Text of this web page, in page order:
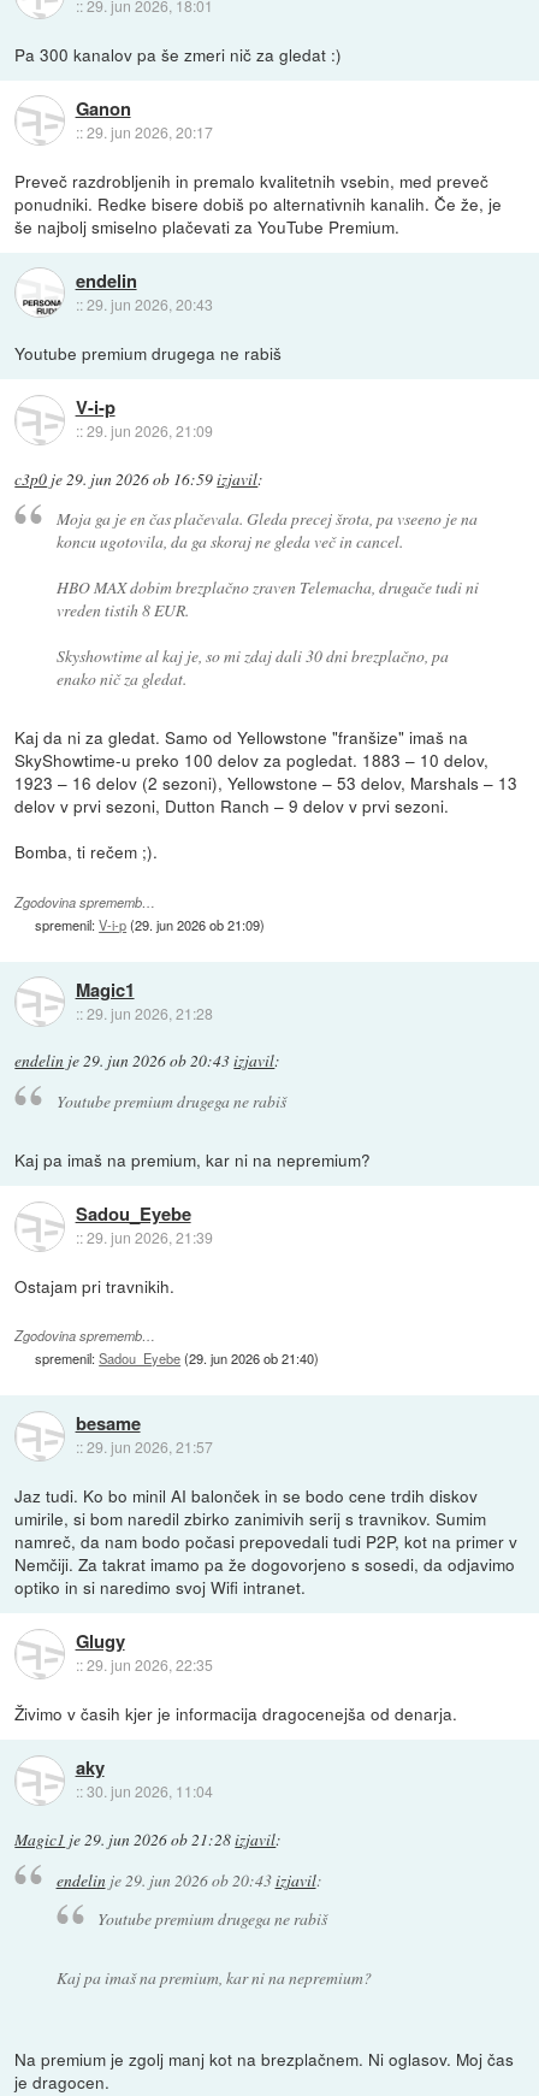
::29. jun 2026, 18:01
Pa 300 kanalov pa še zmeri nič za gledat :)
Ganon
::29. jun 2026, 20:17
Preveč razdrobljenih in premalo kvalitetnih vsebin, med preveč
ponudniki. Redke bisere dobiš po alternativnih kanalih. Če že, je
še najbolj smiselno plačevati za YouTube Premium.
endelin
::29. jun 2026, 20:43
Youtube premium drugega ne rabiš
V-i-p
::29. jun 2026, 21:09
c3p0 je29. jun 2026 ob 16:59izjavil:
Moja ga je en čas plačevala. Gleda precejšrota, pa vseeno je na
koncu ugotovila, da ga skoraj ne gleda več in cancel.
HBO MAX dobim brezplačno zraven Telemacha, drugače tudi ni
vreden tistih 8 EUR.
Skyshowtime al kaj je, so mi zdaj dali 30 dni brezplačno, pa
enako nič za gledat.
Kaj da ni za gledat. Samo od Yellowstone "franšize" imaš na
SkyShowtime-u preko 100 delov za pogledat. 1883 – 10 delov,
1923 – 16 delov (2 sezoni), Yellowstone – 53 delov, Marshals – 13
delov v prvi sezoni, Dutton Ranch – 9 delov v prvi sezoni.
Bomba, ti rečem ;).
Zgodovina sprememb…
spremenil:V-i-p(29. jun 2026 ob 21:09)
Magic1
::29. jun 2026, 21:28
endelin je29. jun 2026 ob 20:43izjavil:
Youtube premium drugega ne rabiš
Kaj pa imaš na premium, kar ni na nepremium?
Sadou_Eyebe
::29. jun 2026, 21:39
Ostajam pri travnikih.
Zgodovina sprememb…
spremenil:Sadou_Eyebe(29. jun 2026 ob 21:40)
besame
::29. jun 2026, 21:57
Jaz tudi. Ko bo minil AI balonček in se bodo cene trdih diskov
umirile, si bom naredil zbirko zanimivih serij s travnikov. Sumim
namreč, da nam bodo počasi prepovedali tudi P2P, kot na primer v
Nemčiji. Za takrat imamo pa že dogovorjeno s sosedi, da odjavimo
optiko in si naredimo svoj Wifi intranet.
Glugy
::29. jun 2026, 22:35
Živimo v časih kjer je informacija dragocenejša od denarja.
aky
::30. jun 2026, 11:04
Magic1 je29. jun 2026 ob 21:28izjavil:
endelinje 29. jun 2026 ob 20:43izjavil:
Youtube premium drugega ne rabiš
Kaj pa imaš na premium, kar ni na nepremium?
Na premium je zgolj manj kot na brezplačnem. Ni oglasov. Moj čas
je dragocen.